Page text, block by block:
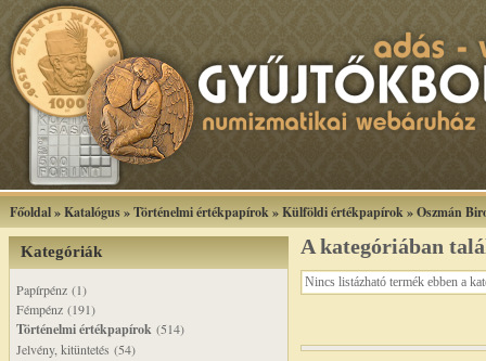
Főoldal»Katalógus»Történelmi értékpapírok»Külföldi értékpapírok»Oszmán
Kategóriák
Papírpénz (1)
Fémpénz (191)
Történelmi értékpapírok (514)
Jelvény, kitüntetés (54)
A kategóriában
Nincs listázható termék ebben a